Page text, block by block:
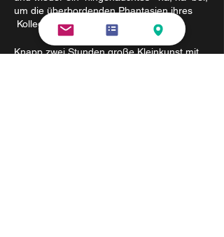
um die überbordenden Phantasien ihres
Kollegen ein wenig zu dämpfen.
Knapp zwei Stunden große Kleinkunst mit